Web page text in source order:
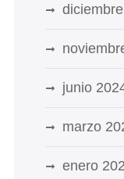
junio
marzo
enero